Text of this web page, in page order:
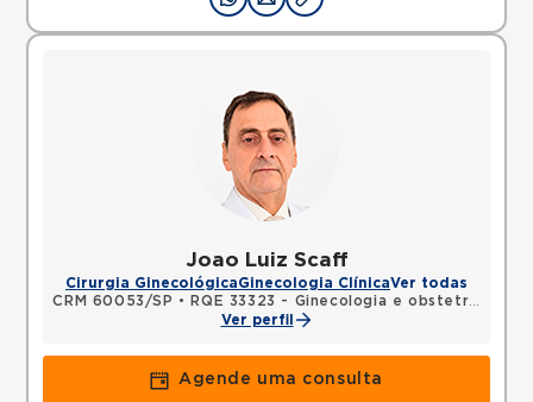
Joao Luiz Scaff
Cirurgia GinecológicaGinecologia ClínicaVer todas
CRM 60053/SP •
RQE 33323 - Ginecologia e obstetrícia
Ver perfil
Agende uma consulta